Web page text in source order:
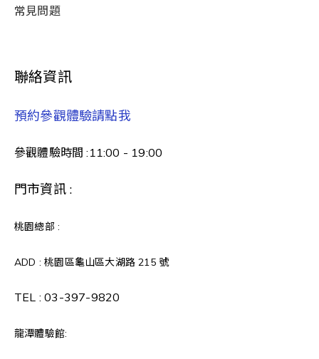
常見問題
聯絡資訊
預約參觀體驗請點我
參觀體驗時間 :11:00 - 19:00
門市資訊 :
桃園總部 :
ADD : 桃園區龜山區大湖路 215 號
TEL :03-397-9820
龍潭體驗館: